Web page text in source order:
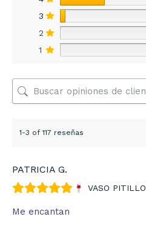
3
2
1
1-3 of 117 reseñas
PATRICIA G.
VASO
Me encantan